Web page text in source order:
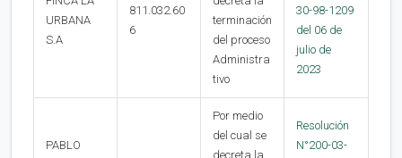
URBANA
S.A
811.032.60
6
terminación
del proceso
Administra
tivo
30-98-1209
del 06 de
julio de
2023
PABLO
Por medio
del cual se
decreta la
Resolución
N°200-03-